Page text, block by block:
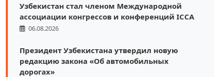
Узбекистан стал членом Международной
ассоциации конгрессов и конференций ICCA
06.08.2026
Президент Узбекистана утвердил новую
редакцию закона «Об автомобильных
дорогах»